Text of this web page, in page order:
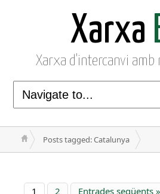
Xarxa
Xarxa d'intercanvi amb
Posts tagged: Catalunya
1 2 Entrades següents »